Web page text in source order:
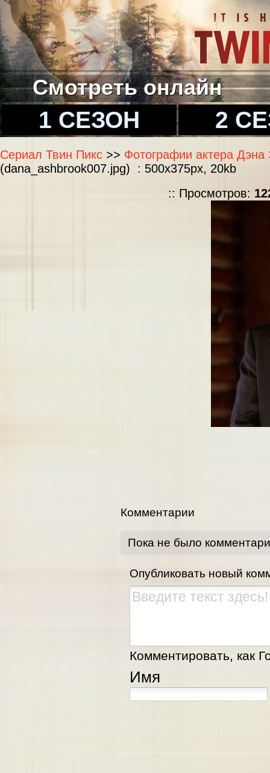
Смотреть онлайн
1 СЕЗОН 2
Сериал Твин Пикс >> Фотографии актера
(dana_ashbrook007.jpg) : 500x375px, 20kb
:: Просмотров:
Комментарии
Пока не было
Опубликовать новый
Комментировать, как
Имя